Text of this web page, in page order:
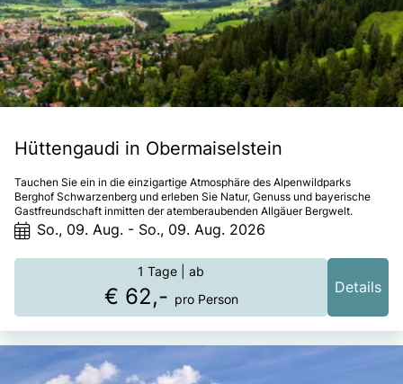
Hüttengaudi in Obermaiselstein
Tauchen Sie ein in die einzigartige Atmosphäre des Alpenwildparks
Berghof Schwarzenberg und erleben Sie Natur, Genuss und bayerische
Gastfreundschaft inmitten der atemberaubenden Allgäuer Bergwelt.
So., 09. Aug. - So., 09. Aug. 2026
1 Tage | ab
€ 62,- pro Person
Details